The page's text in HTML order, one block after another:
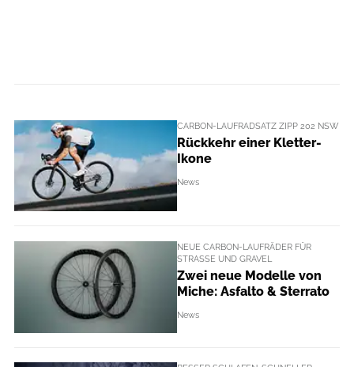
CARBON-LAUFRADSATZ ZIPP 202 NSW
Rückkehr einer Kletter-
Ikone
News
NEUE CARBON-LAUFRÄDER FÜR
STRASSE UND GRAVEL
Zwei neue Modelle von
Miche: Asfalto & Sterrato
News